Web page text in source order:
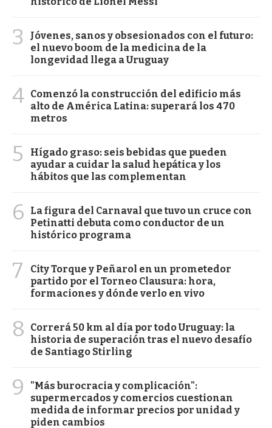
3
Jóvenes, sanos y obsesionados con el futuro:
el nuevo boom de la medicina de la
longevidad llega a Uruguay
4 Comenzó la construcción del edificio más
alto de América Latina: superará los 470
metros
5
Hígado graso: seis bebidas que pueden
ayudar a cuidar la salud hepática y los
hábitos que las complementan
6
La figura del Carnaval que tuvo un cruce con
Petinatti debuta como conductor de un
histórico programa
7
City Torque y Peñarol en un prometedor
partido por el Torneo Clausura: hora,
formaciones y dónde verlo en vivo
8
Correrá 50 km al día por todo Uruguay: la
historia de superación tras el nuevo desafío
de Santiago Stirling
9
"Más burocracia y complicación":
supermercados y comercios cuestionan
medida de informar precios por unidad y
piden cambios